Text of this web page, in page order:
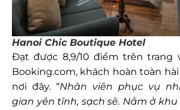
Hanoi Chic Boutique Hotel
Đạt được 8,9/10 điểm trên trang
Booking.com, khách hoàn toàn
nơi đây. “Nhân viên phục vụ
gian yên tĩnh, sạch sẽ. Nằm ở